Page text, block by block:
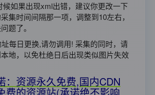
候如果出现xml出错，建议你更改一下
集时间间隔那一项，调整到10左右，
题了。
每日更换,请勿调用! 采集的同时，请
地，以免杜绝日后出现类似图片失效
：资源永久免费,国内CDN